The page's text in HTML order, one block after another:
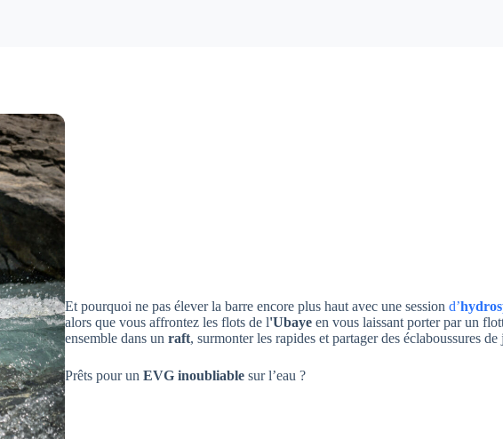
Et pourquoi ne pas élever la barre encore plus haut avec une sessiond’
alors que vous affrontez les flots de l'Ubaye en vous laissant porter par un
ensemble dans unraft, surmonter les rapides et partager des éclaboussures
Prêts pour unEVG inoubliable sur l’eau ?